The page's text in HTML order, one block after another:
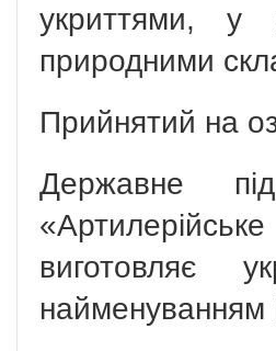
укриттями, у
природними
Прийнятий на
Державне
виготовляє